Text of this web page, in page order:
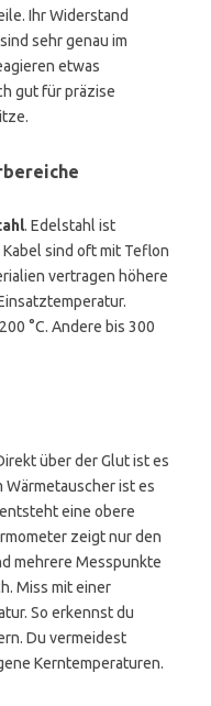
Ihr Widerstand
sehr genau im
etwas
gut für präzise
. Edelstahl ist
sind oft mit Teflon
vertragen höhere
°C. Andere bis 300
über der Glut ist es
ist es
eine obere
zeigt nur den
mehrere Messpunkte
Miss mit einer
So erkennst du
Du vermeidest
Kerntemperaturen.